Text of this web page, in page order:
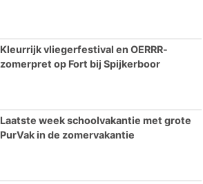
Kleurrijk vliegerfestival en OERRR-
zomerpret op Fort bij Spijkerboor
Laatste week schoolvakantie met grote
PurVak in de zomervakantie